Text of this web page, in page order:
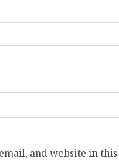
and website in this